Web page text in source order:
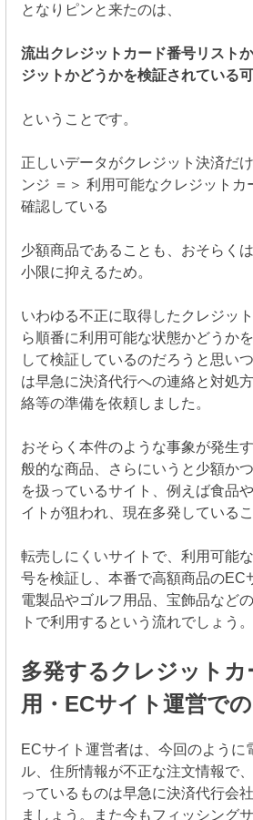
となりピンと来たのは、
流出クレジットカード番号リスト
ジットかどうかを検証されている
ということです。
正しいデータがクレジット決済だ
ンジ ＝＞ 利用可能なクレジットカ
確認している
少額商品であることも、おそらく
小限に抑えるため。
いわゆる不正に取得したクレジッ
ら順番に利用可能な状態かどうか
して検証しているのだろうと思い
は早急に決済代行への連絡と対処
絡等の準備を依頼しました。
おそらく本件のような事象が発生
般的な商品、さらにいうと少額か
を扱っているサイト、例えば食品
イトが狙われ、現在多発している
転売しにくいサイトで、利用可能
号を検証し、本番で高額商品のEC
電製品やゴルフ用品、宝飾品など
トで利用するという流れでしょう。
多発するクレジットカ
用・ECサイト運営で
ECサイト運営者は、今回のように
ル、住所情報が不正な注文情報で
っているものは早急に決済代行会
ましょう。また今もフィッシング